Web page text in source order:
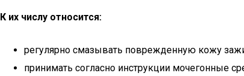
К их числу относится:
регулярно смазывать поврежденную кожу
принимать согласно инструкции мочегонные